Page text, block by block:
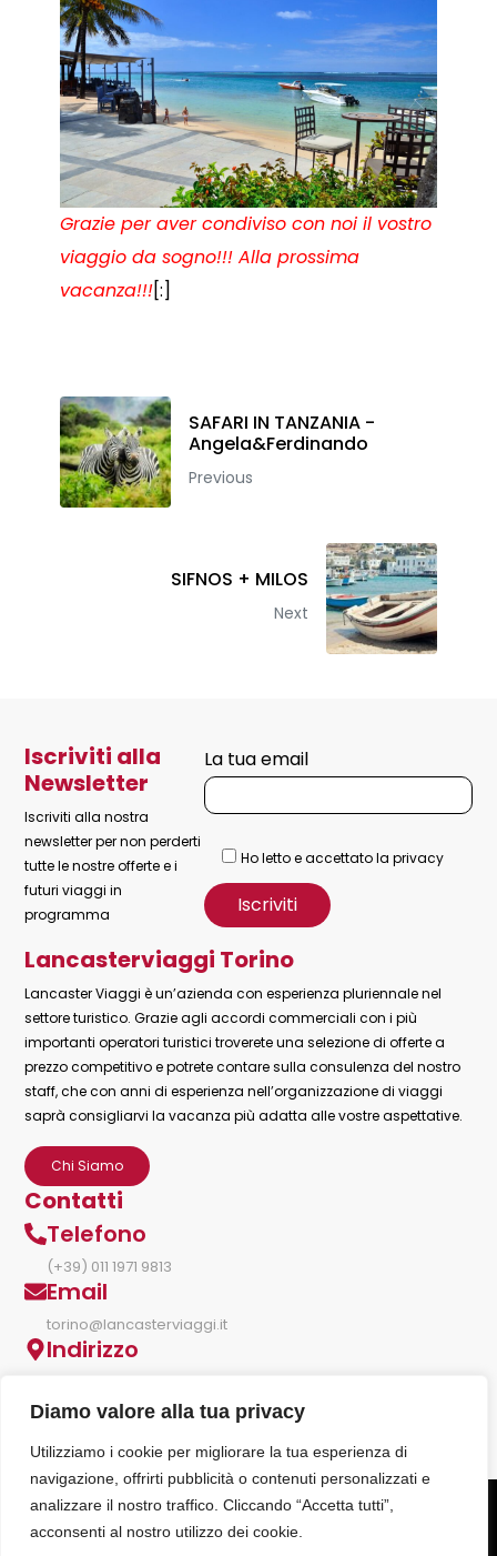
Diamo valore alla tua privacy
Utilizziamo i cookie per migliorare la tua esperienza di
navigazione, offrirti pubblicità o contenuti personalizzati e
analizzare il nostro traffico. Cliccando “Accetta tutti”,
acconsenti al nostro utilizzo dei cookie.
Grazie per aver condiviso con noi il vostro
viaggio da sogno!!! Alla prossima
vacanza!!![:]
SAFARI IN TANZANIA -
Angela&Ferdinando
Previous
SIFNOS + MILOS
Next
Lancasterviaggi Torino
Lancaster Viaggi è un’azienda con esperienza pluriennale nel
settore turistico. Grazie agli accordi commerciali con i più
importanti operatori turistici troverete una selezione di offerte a
prezzo competitivo e potrete contare sulla consulenza del nostro
staff, che con anni di esperienza nell’organizzazione di viaggi
saprà consigliarvi la vacanza più adatta alle vostre aspettative.
Chi Siamo
Contatti
Telefono
(+39) 011 1971 9813
Email
torino@lancasterviaggi.it
Indirizzo
Iscriviti alla
Newsletter
Iscriviti alla nostra
newsletter per non perderti
tutte le nostre offerte e i
futuri viaggi in
programma
La tua email
Ho letto e accettato la privacy
Copyright © 2026 lancasterviaggi.it | P.IVA: